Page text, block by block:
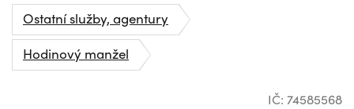
Ostatní služby, agentury
Hodinový manžel
IČ: 74585568